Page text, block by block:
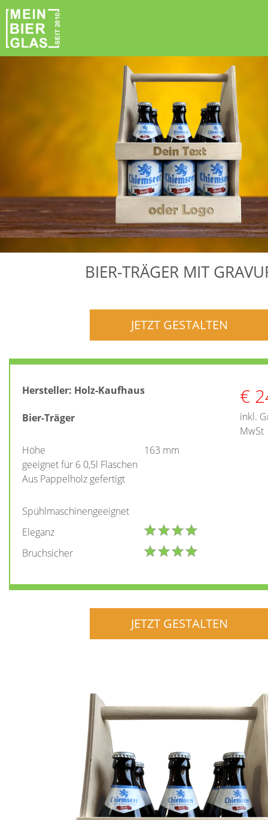
BIER-TRÄGER MIT
JETZT GESTALTEN
Hersteller: Holz-Kaufhaus
Bier-Träger
Höhe
163 mm
geeignet für 6 0,5l Flaschen
Aus Pappelholz gefertigt
Spühlmaschinengeeignet
Eleganz
Bruchsicher
€
inkl.
MwSt
JETZT GESTALTEN